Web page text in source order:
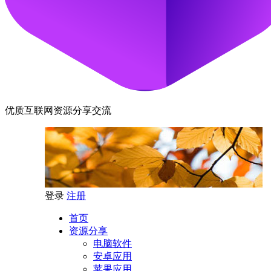
优质互联网资源分享交流
登录 注册
首页
资源分享
电脑软件
安卓应用
苹果应用